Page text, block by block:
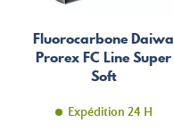
Fluorocarbone Daiwa
Prorex FC Line Super
Soft
Expédition 24 H